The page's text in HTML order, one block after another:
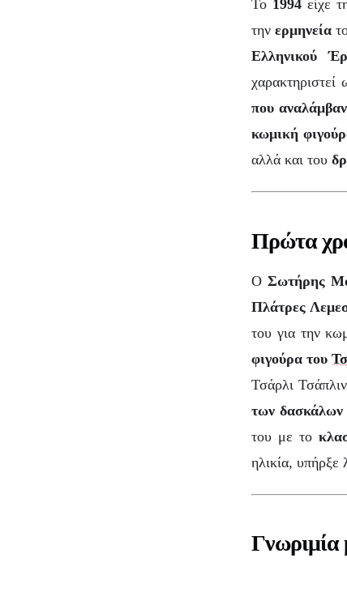
Το 1994 είχε
τηνερμηνεία
Ελληνικού
χαρακτηριστεί
που
κωμική
αλλά και του
Πρώτα
ΟΣωτήρης
Πλάτρες
του για την
φιγούρα του
Τσάρλι
των δασκάλων
του με το
ηλικία, υπήρξε
Γνωριμία